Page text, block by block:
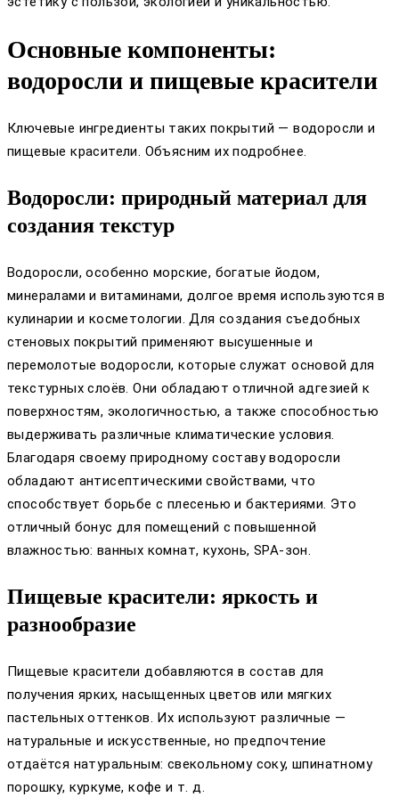
Основные компоненты:
водоросли и пищевые красители
Ключевые ингредиенты таких покрытий — водоросли и
пищевые красители. Объясним их подробнее.
Водоросли: природный материал для
создания текстур
Водоросли, особенно морские, богатые йодом,
минералами и витаминами, долгое время используются в
кулинарии и косметологии. Для создания съедобных
стеновых покрытий применяют высушенные и
перемолотые водоросли, которые служат основой для
текстурных слоёв. Они обладают отличной адгезией к
поверхностям, экологичностью, а также способностью
выдерживать различные климатические условия.
Благодаря своему природному составу водоросли
обладают антисептическими свойствами, что
способствует борьбе с плесенью и бактериями. Это
отличный бонус для помещений с повышенной
влажностью: ванных комнат, кухонь, SPA-зон.
Пищевые красители: яркость и
разнообразие
Пищевые красители добавляются в состав для
получения ярких, насыщенных цветов или мягких
пастельных оттенков. Их используют различные —
натуральные и искусственные, но предпочтение
отдаётся натуральным: свекольному соку, шпинатному
порошку, куркуме, кофе и т. д.